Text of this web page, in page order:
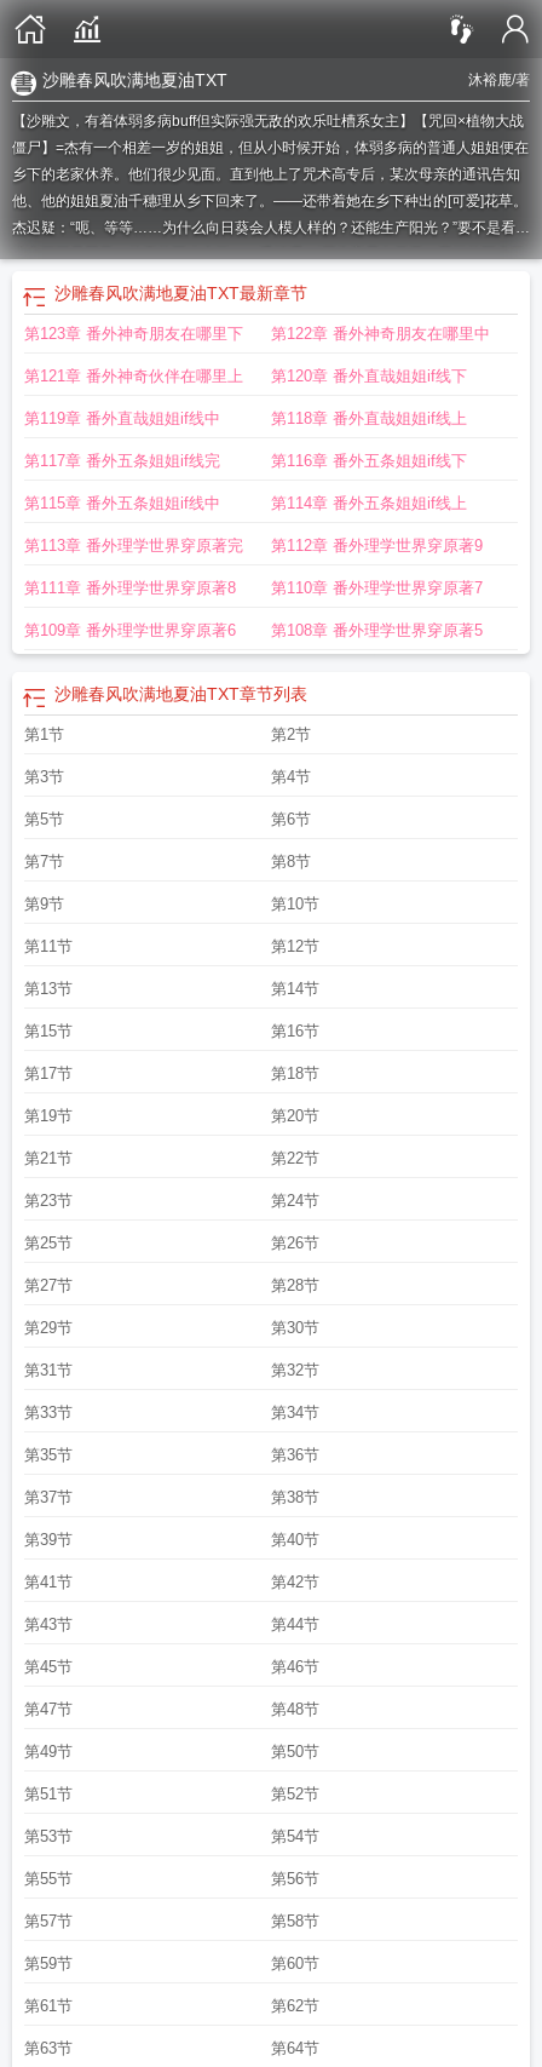
沐裕鹿/著
沙雕春风吹满地夏油TXT
【沙雕文，有着体弱多病buff但实际强无敌的欢乐吐槽系女主】【咒回×植物大战
僵尸】=杰有一个相差一岁的姐姐，但从小时候开始，体弱多病的普通人姐姐便在
乡下的老家休养。他们很少见面。直到他上了咒术高专后，某次母亲的通讯告知
他、他的姐姐夏油千穗理从乡下回来了。——还带着她在乡下种出的[可爱]花草。
杰迟疑：“呃、等等……为什么向日葵会人模人样的？还能生产阳光？”要不是看出
这东西不是咒灵，他真的要攻击了！！千穗理：“因为它是向日葵，我们的阳光奶
妈。”千穗理：为了防止僵尸吃掉你的脑子，决定开启现实版植物大战僵尸！（大
拇指）=从小开始，杰一直知道自家姐姐身体不好，咳血瘦弱是日常，他想，他要
保护姐姐，要保护弱者。然而某些波折的经历，让杰摇摆着“非咒术师是否值得拯
盆“哐哐哐”把咒灵砸死，然后姿态自然地放下花盆，笑容灿烂继续浇花。杰：
“？？？”“哦、杰你回来啦！”他的姐姐在窗边冲他挥手，然后高兴地扒着窗户直接
不太好……”刚才那无论如何都不是【体弱多病】的【普通人】可以做出的吧！对
方眨眨眼，然后点头：“啊对对对，我体弱多病。”停顿一秒，“所以我从窗户两三
的样子！=据说夏油的姐姐也是能看见咒灵的人，5t5还曾好奇问过对方，为什么
了。直到某一天，他亲眼见证了夏油的姐姐一拳打爆了特级咒灵。5t5：“？？？”
5t5：“杰你骗我！？你不是说你姐姐体弱多病吗！？”杰平静道：“对，所以她要一
拳解决危险，节省体力。”5t5：“……？？”好像哪里不对又好像哪里很对的样子！
人千穗理：弟弟的学弟就是我的学弟！她当机立断地扛着高坚果冲去——上一
秒，系统：【等等，高坚果不是这样用的啊！这是防御性的！！】下一秒：系统
学弟们呆滞的眼神中，眼前瘦弱的少女用高坚果将咒灵砸没了半口气。千穗理：
武力值max的情况下护具也是武器！（叼玫瑰.jpg）=虚假的体弱多病，真实的武
或者说植物大战咒灵（？）#沙雕春风吹满地，夏油他姐真争气#千穗理：哒咩，
一个人的轻松不足以改变世界的刀子，我们要走人民路线！＃沙雕春风吹满地，
爱情，主沙雕快乐治愈！正文基本上都是沙雕快乐亲情友情迫害搞怪，结局无cp
的单箭头）
沙雕春风吹满地夏油他姐真争气笔趣阁
姐真争气 全文免费阅读
夏油他姐真争气最新章节
真争气连载中
夏油他姐真争气百度
姐真争气免费阅读
夏油他姐真争气 作者沐裕鹿
他姐真争气番外免费阅读
沙雕春风吹满地夏油TXT
... 沙雕春风吹满地夏油他姐真争气晋江 沙雕春风吹满地夏油他姐真争气
风吹满地夏油他姐真争气百度
夏油他姐真争气124章
沙雕春风吹满地夏油TXT最新章节
第123章 番外神奇朋友在哪里下 第122章 番外神奇朋友在哪里中
第121章 番外神奇伙伴在哪里上 第120章 番外直哉姐姐if线下
第119章 番外直哉姐姐if线中 第118章 番外直哉姐姐if线上
第117章 番外五条姐姐if线完 第116章 番外五条姐姐if线下
第115章 番外五条姐姐if线中 第114章 番外五条姐姐if线上
第113章 番外理学世界穿原著完 第112章 番外理学世界穿原著9
第111章 番外理学世界穿原著8 第110章 番外理学世界穿原著7
第109章 番外理学世界穿原著6 第108章 番外理学世界穿原著5
沙雕春风吹满地夏油TXT章节列表
第1节 第2节
第3节 第4节
第5节 第6节
第7节 第8节
第9节 第10节
第11节 第12节
第13节 第14节
第15节 第16节
第17节 第18节
第19节 第20节
第21节 第22节
第23节 第24节
第25节 第26节
第27节 第28节
第29节 第30节
第31节 第32节
第33节 第34节
第35节 第36节
第37节 第38节
第39节 第40节
第41节 第42节
第43节 第44节
第45节 第46节
第47节 第48节
第49节 第50节
第51节 第52节
第53节 第54节
第55节 第56节
第57节 第58节
第59节 第60节
第61节 第62节
第63节 第64节